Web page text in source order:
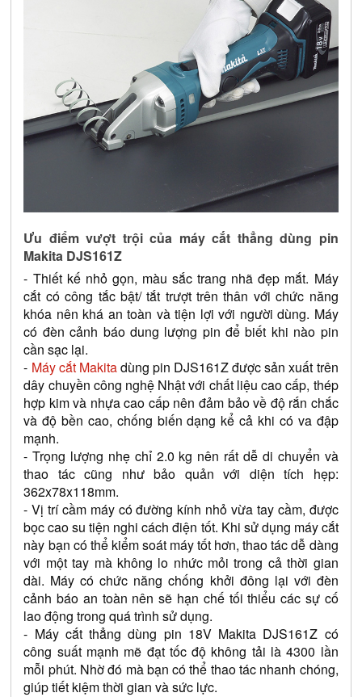
Ưu điểm vượt trội của máy cắt thẳng dùng pin
Makita DJS161Z
- Thiết kế nhỏ gọn, màu sắc trang nhã đẹp mắt. Máy
cắt có công tắc bật/ tắt trượt trên thân với chức năng
khóa nên khá an toàn và tiện lợi với người dùng. Máy
có đèn cảnh báo dung lượng pin để biết khi nào pin
cần sạc lại.
- Máy cắt Makita dùng pin DJS161Z được sản xuất trên
dây chuyền công nghệ Nhật với chất liệu cao cấp, thép
hợp kim và nhựa cao cấp nên đảm bảo về độ rắn chắc
và độ bền cao, chống biến dạng kể cả khi có va đập
mạnh.
- Trọng lượng nhẹ chỉ 2.0 kg nên rất dễ di chuyển và
thao tác cũng như bảo quản với diện tích hẹp:
362x78x118mm.
- Vị trí cầm máy có đường kính nhỏ vừa tay cầm, được
bọc cao su tiện nghi cách điện tốt. Khi sử dụng máy cắt
này bạn có thể kiểm soát máy tốt hơn, thao tác dễ dàng
với một tay mà không lo nhức mỏi trong cả thời gian
dài. Máy có chức năng chống khởi đông lại với đèn
cảnh báo an toàn nên sẽ hạn chế tối thiểu các sự cố
lao động trong quá trình sử dụng.
- Máy cắt thẳng dùng pin 18V Makita DJS161Z có
công suất mạnh mẽ đạt tốc độ không tải là 4300 lần
mỗi phút. Nhờ đó mà bạn có thể thao tác nhanh chóng,
giúp tiết kiệm thời gian và sức lực.